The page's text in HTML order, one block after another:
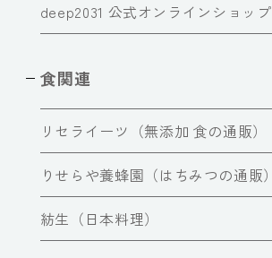
deep2031 公式オンラインショップ
食関連
リセライーツ（無添加 食の通販）
りせらや養蜂園（はちみつの通販）
紡生（日本料理）